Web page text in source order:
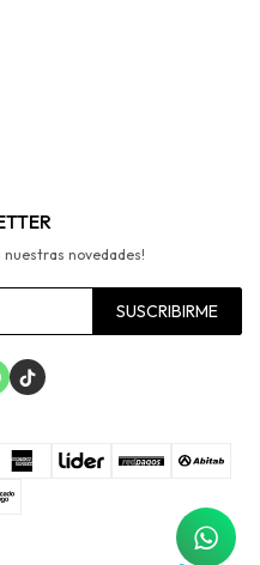
nuestras novedades!
SUSCRIBIRME
